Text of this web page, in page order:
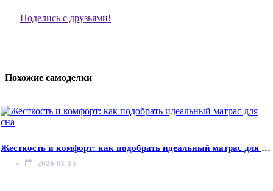
Поделись с друзьями!
Похожие самоделки
Жесткость и комфорт: как подобрать идеальный матрас для сна
2026-01-15